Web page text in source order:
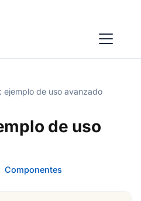
ejemplo de uso avanzado
de uso
Componentes